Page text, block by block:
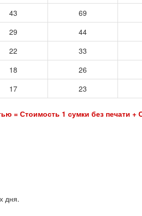
43 69
29 44
22 33
18 26
17 23
= Стоимость 1 сумки без печати +
дня.